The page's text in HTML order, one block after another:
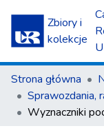
Zbiory i
kolekcje
Strona główna